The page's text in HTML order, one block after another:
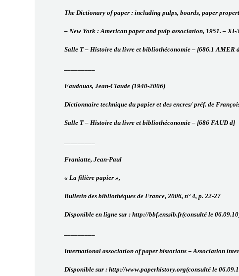
The Dictionary of paper : including pulps, boards, paper
– New York : American paper and pulp association, 1951. – XI-
Salle T – Histoire du livre et bibliothéconomie – [686.1 AMER
Faudouas, Jean-Claude (1940-2006)
Dictionnaire technique du papier et des encres/ préf. de
Salle T – Histoire du livre et bibliothéconomie – [686 FAUD d]
Franiatte, Jean-Paul
« La filière papier »,
Bulletin des bibliothèques de France, 2006, n° 4, p. 22-27
Disponible en ligne sur : http://bbf.enssib.fr(consulté le
International association of paper historians = Association
Disponible sur : http://www.paperhistory.org(consulté le